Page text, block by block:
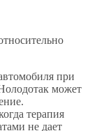
при
может
терапия
не дает